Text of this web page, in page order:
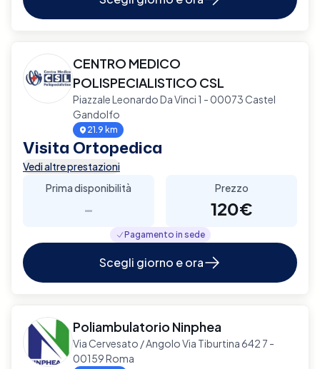
CENTRO MEDICO
POLISPECIALISTICO CSL
Piazzale Leonardo Da Vinci 1 - 00073 Castel
Gandolfo
21.9 km
Visita Ortopedica
Vedi altre prestazioni
Prima disponibilità
-
Prezzo
120€
Pagamento in sede
Scegli giorno e ora
Poliambulatorio Ninphea
Via Cervesato / Angolo Via Tiburtina 642 7 -
00159 Roma